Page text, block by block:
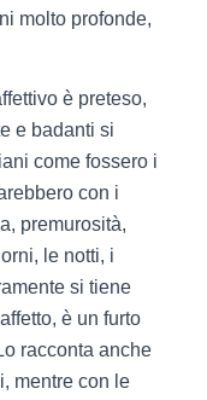
molto profonde,
è preteso,
e badanti si
come fossero i
con i
premurosità,
le notti, i
si tiene
è un furto
racconta anche
mentre con le